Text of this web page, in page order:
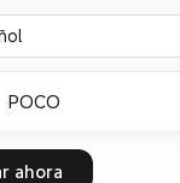
POCO
ahora